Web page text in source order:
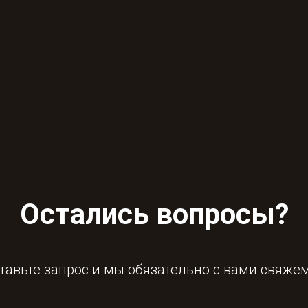
Остались вопросы?
запрос и мы обязательно с вами